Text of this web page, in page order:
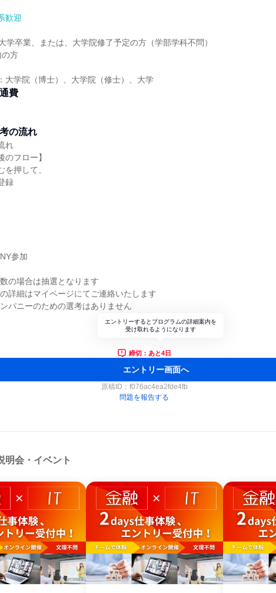
歓迎
学卒業、または、大学院修了予定の方（学部学科不問）
の方
大学院（博士）、大学院（修士）、大学
費
の流れ
れ
のフロー】
を押して、
録
参加
の場合は抽選となります
詳細はマイページにてご連絡いたします
パニーのための選考はありません
エントリーするとプログラムの詳細案内を
受け取れるようになります
締切：あと4日
エントリー画面へ
原稿ID： f076ac4ea2fde4fb
問題を報告する
明会・イベント